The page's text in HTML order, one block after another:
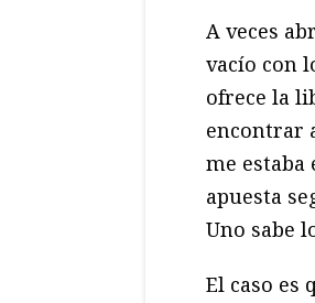
A veces
vacío con
ofrece la
encontrar
me estaba
apuesta
Uno sabe
El caso es